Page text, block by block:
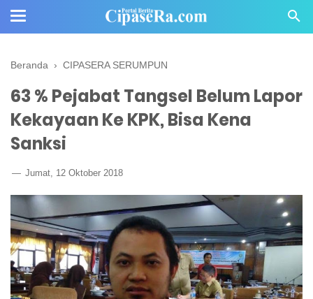
Beranda › CIPASERA SERUMPUN
63 % Pejabat Tangsel Belum Lapor
Kekayaan Ke KPK, Bisa Kena
Sanksi
Jumat, 12 Oktober 2018